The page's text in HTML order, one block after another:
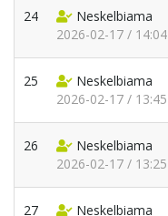
24
Neskelbiama
2026-02-17 / 14:04
25
Neskelbiama
2026-02-17 / 13:45
26
Neskelbiama
2026-02-17 / 13:25
27
Neskelbiama